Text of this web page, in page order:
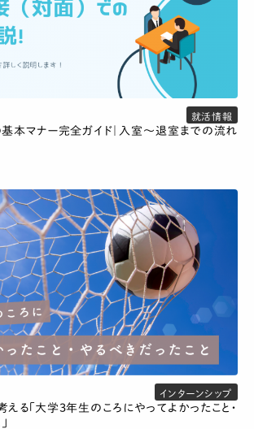
就活情報
基本マナー完全ガイド｜入室〜退室までの流れ
インターンシップ
る「大学3年生のころにやってよかったこと・